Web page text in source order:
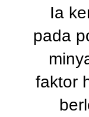
Ia
pada
faktor